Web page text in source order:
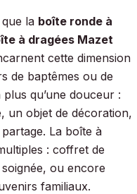
la boîte ronde à
à dragées Mazet
cette dimension
de baptêmes ou de
qu’une douceur :
un objet de décoration,
La boîte à
: coffret de
ou encore
familiaux.